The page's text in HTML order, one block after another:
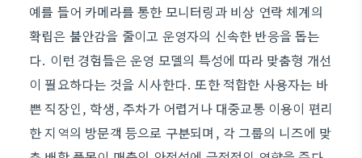
예를 들어 카메라를 통한 모니터링과 비상 연락 체계의
확립은 불안감을 줄이고 운영자의 신속한 반응을 돕는
다. 이런 경험들은 운영 모델의 특성에 따라 맞춤형 개선
이 필요하다는 것을 시사한다. 또한 적합한 사용자는 바
쁜 직장인, 학생, 주차가 어렵거나 대중교통 이용이 편리
한 지역의 방문객 등으로 구분되며, 각 그룹의 니즈에 맞